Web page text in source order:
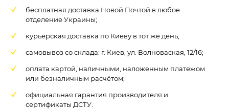
бесплатная доставка Новой Почтой в любое
отделение Украины;
курьерская доставка по Киеву в тот же день;
самовывоз со склада: г. Киев, ул. Волноваская, 12/16;
оплата картой, наличными, наложенным платежом
или безналичным расчётом;
официальная гарантия производителя и
сертификаты ДСТУ.